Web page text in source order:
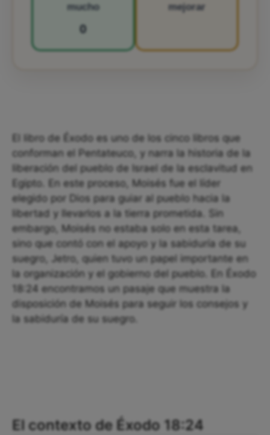
mucho
0
mejorar
El libro de Éxodo es uno de los cinco libros que
conforman el Pentateuco, y narra la historia de la
liberación del pueblo de Israel de la esclavitud en
Egipto. En este proceso, Moisés fue el líder
elegido por Dios para guiar al pueblo hacia la
libertad y llevarlos a la tierra prometida. Sin
embargo, Moisés no estaba solo en esta tarea,
sino que contó con el apoyo y la sabiduría de su
suegro, Jetro, quien tuvo un papel importante en
la organización y el gobierno del pueblo. En Éxodo
18:24 encontramos un pasaje que muestra la
disposición de Moisés para seguir los consejos y
la sabiduría de su suegro.
El contexto de Éxodo 18:24